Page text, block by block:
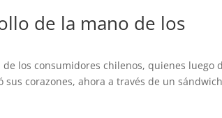
de la mano de los
los consumidores chilenos, quienes luego
corazones, ahora a través de un